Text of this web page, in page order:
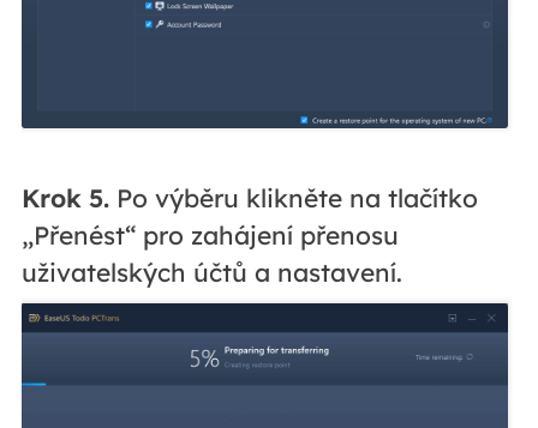
Krok 5.Po výběru klikněte na tlačítko
„Přenést“ pro zahájení přenosu
uživatelských účtů a nastavení.